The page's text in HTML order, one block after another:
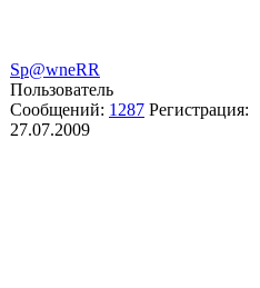
Sp@wneRR
Пользователь
Сообщений: 1287 Регистрация:
27.07.2009